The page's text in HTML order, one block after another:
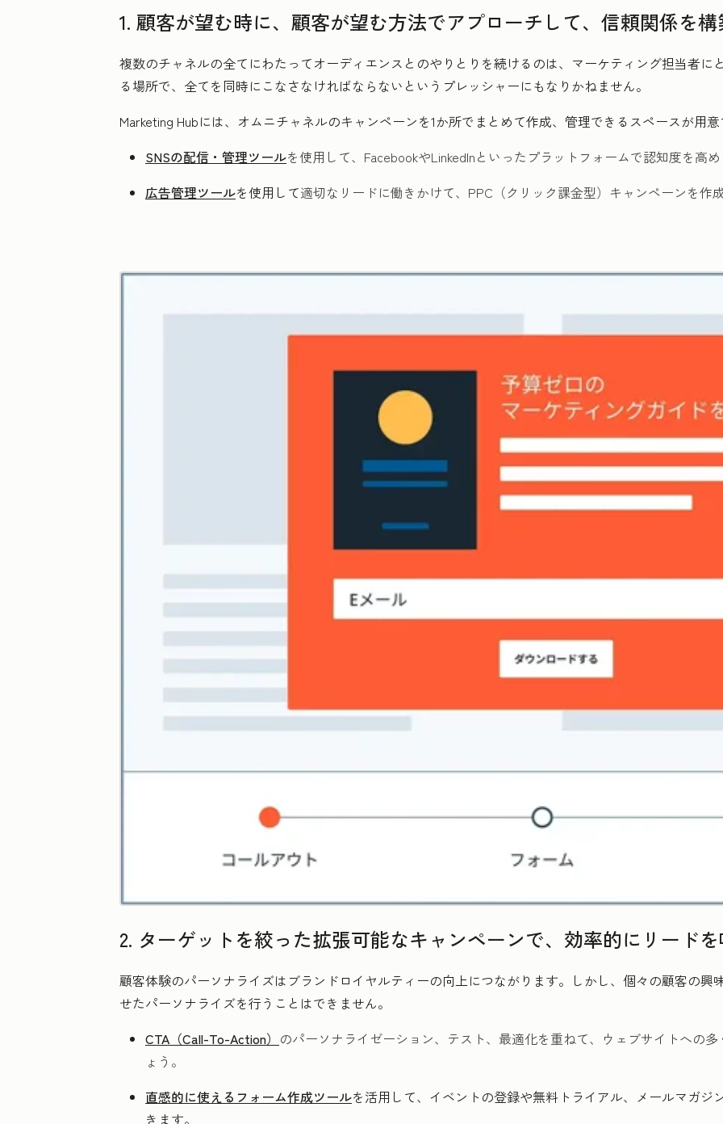
1. 顧客が望む時に、顧客が望む方法でアプローチして、信頼関係を
複数のチャネルの全てにわたってオーディエンスとのやりとりを続けるのは、マーケティング担当者に
る場所で、全てを同時にこなさなければならないというプレッシャーにもなりかねません。
Marketing Hubには、オムニチャネルのキャンペーンを1か所でまとめて作成、管理できるスペースが用
SNSの配信・管理ツールを使用して、FacebookやLinkedInといったプラットフォームで認知度を高
広告管理ツールを使用して適切なリードに働きかけて、 PPC（クリック課金型）キャンペーンを作
2. ターゲットを絞った拡張可能なキャンペーンで、効率的にリード
顧客体験のパーソナライズはブランドロイヤルティーの向上につながります。しかし、個々の顧客の興
せたパーソナライズを行うことはできません。
CTA（Call-To-Action） のパーソナライゼーション、テスト、最適化を重ねて、ウェブサイトへの
ょう。
直感的に使えるフォーム作成ツールを活用して、イベントの登録や無料トライアル、メールマガ
きます。